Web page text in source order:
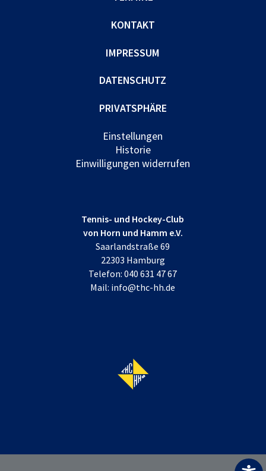
KONTAKT
IMPRESSUM
DATENSCHUTZ
PRIVATSPHÄRE
Einstellungen
Historie
Einwilligungen widerrufen
Tennis- und Hockey-Club
von Horn und Hamm e.V.
Saarlandstraße 69
22303 Hamburg
Telefon:040 631 47 67
Mail: info@thc-hh.de